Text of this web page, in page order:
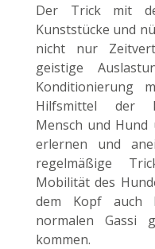
Der Trick mit
Kunststücke und
nicht nur
geistige
Konditionierung
Hilfsmittel der
Mensch und
erlernen und
regelmäßige
Mobilität des
dem Kopf auch
normalen Gassi
kommen.